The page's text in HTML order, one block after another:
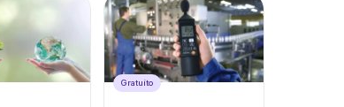
Gratuíto